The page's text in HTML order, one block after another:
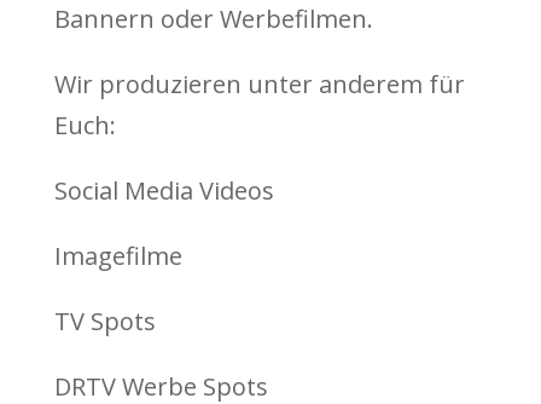
Bannern oder Werbefilmen.
Wir produzieren unter anderem für
Euch:
Social Media Videos
Imagefilme
TV Spots
DRTV Werbe Spots